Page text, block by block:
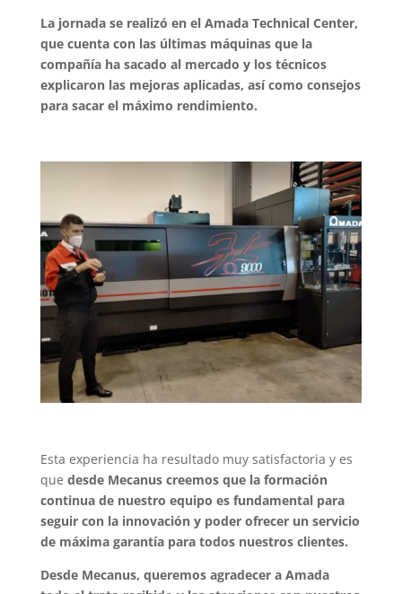
La jornada se realizó en el Amada Technical Center,
que cuenta con las últimas máquinas que la
compañía ha sacado al mercado y los técnicos
explicaron las mejoras aplicadas, así como consejos
para sacar el máximo rendimiento.
Esta experiencia ha resultado muy satisfactoria y es
que desde Mecanus creemos que la formación
continua de nuestro equipo es fundamental para
seguir con la innovación y poder ofrecer un servicio
de máxima garantía para todos nuestros clientes.
Desde Mecanus, queremos agradecer a Amada